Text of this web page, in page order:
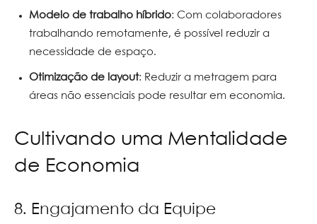
Modelo de trabalho híbrido: Com colaboradores
trabalhando remotamente, é possível reduzir a
necessidade de espaço.
Otimização de layout: Reduzir a metragem para
áreas não essenciais pode resultar em economia.
Cultivando uma Mentalidade
de Economia
8. Engajamento da Equipe